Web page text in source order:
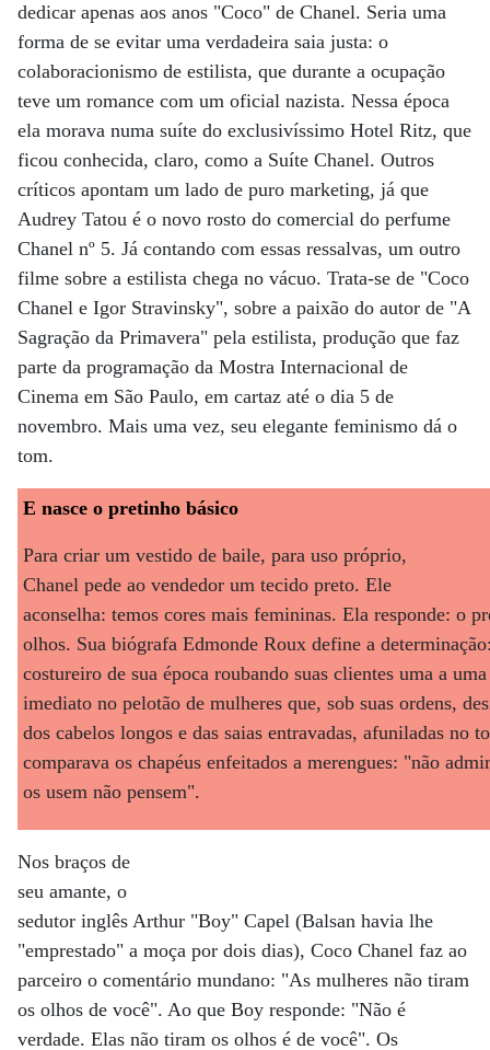
dedicar apenas aos anos "Coco" de Chanel. Seria uma
forma de se evitar uma verdadeira saia justa: o
colaboracionismo de estilista, que durante a ocupação
teve um romance com um oficial nazista. Nessa época
ela morava numa suíte do exclusivíssimo Hotel Ritz, que
ficou conhecida, claro, como a Suíte Chanel. Outros
críticos apontam um lado de puro marketing, já que
Audrey Tatou é o novo rosto do comercial do perfume
Chanel nº 5. Já contando com essas ressalvas, um outro
filme sobre a estilista chega no vácuo. Trata-se de "Coco
Chanel e Igor Stravinsky", sobre a paixão do autor de "A
Sagração da Primavera" pela estilista, produção que faz
parte da programação da Mostra Internacional de
Cinema em São Paulo, em cartaz até o dia 5 de
novembro. Mais uma vez, seu elegante feminismo dá o
tom.
E nasce o pretinho básico
Para criar um vestido de baile, para uso próprio,
Chanel pede ao vendedor um tecido preto. Ele
aconselha: temos cores mais femininas. Ela responde: o
olhos. Sua biógrafa Edmonde Roux define a
costureiro de sua época roubando suas clientes uma a
imediato no pelotão de mulheres que, sob suas ordens,
dos cabelos longos e das saias entravadas, afuniladas no
comparava os chapéus enfeitados a merengues: "não
os usem não pensem".
Nos braços de
seu amante, o
sedutor inglês Arthur "Boy" Capel (Balsan havia lhe
"emprestado" a moça por dois dias), Coco Chanel faz ao
parceiro o comentário mundano: "As mulheres não tiram
os olhos de você". Ao que Boy responde: "Não é
verdade. Elas não tiram os olhos é de você". Os